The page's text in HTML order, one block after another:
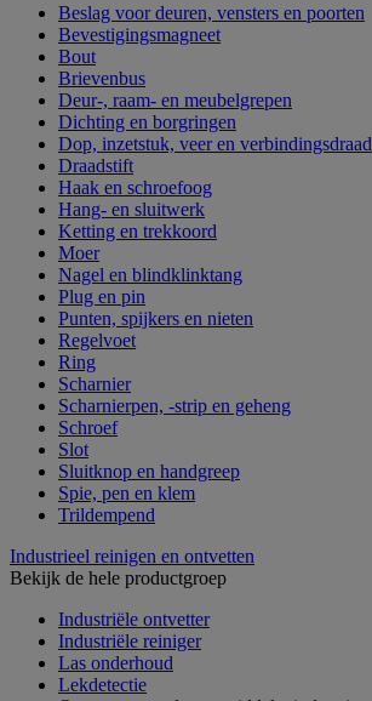
Beslag voor deuren, vensters en poorten
Bevestigingsmagneet
Bout
Brievenbus
Deur-, raam- en meubelgrepen
Dichting en borgringen
Dop, inzetstuk, veer en verbindingsdraad
Draadstift
Haak en schroefoog
Hang- en sluitwerk
Ketting en trekkoord
Moer
Nagel en blindklinktang
Plug en pin
Punten, spijkers en nieten
Regelvoet
Ring
Scharnier
Scharnierpen, -strip en geheng
Schroef
Slot
Sluitknop en handgreep
Spie, pen en klem
Trildempend
Industrieel reinigen en ontvetten
Bekijk de hele productgroep
Industriële ontvetter
Industriële reiniger
Las onderhoud
Lekdetectie